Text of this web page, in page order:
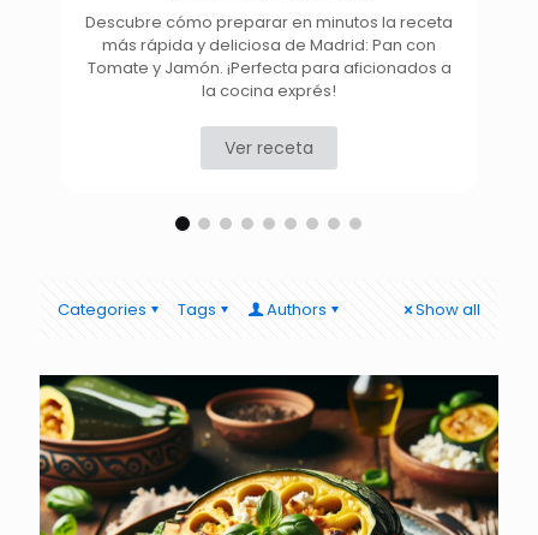
Descubre cómo preparar en minutos la receta
más rápida y deliciosa de Madrid: Pan con
Tomate y Jamón. ¡Perfecta para aficionados a
la cocina exprés!
Ver receta
Categories Tags Authors Show all